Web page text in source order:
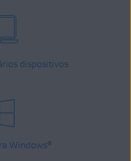
dispositivos
Windows®